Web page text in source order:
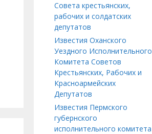
Совета крестьянских,
рабочих и солдатских
депутатов
Известия Оханского
Уездного Исполнительного
Комитета Советов
Крестьянских, Рабочих и
Красноармейских
Депутатов
Известия Пермского
губернского
исполнительного комитета